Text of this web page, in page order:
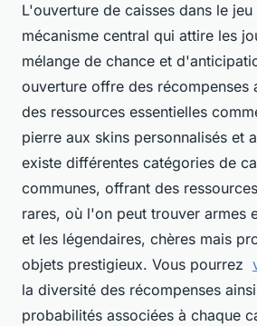
L'ouverture de caisses dans le jeu
mécanisme central qui attire les
mélange de chance et
ouverture offre des récompenses
des ressources essentielles
pierre aux skins personnalisés et
existe différentes catégories de
communes, offrant des
rares, où l'on peut trouver armes
et les légendaires, chères mais
objets prestigieux. Vous pourrez
la diversité des récompenses
probabilités associées à chaque